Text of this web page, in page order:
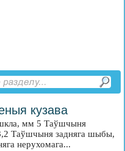
кузава
мм 5 Таўшчыня
Таўшчыня задняга шыбы,
нерухомага...